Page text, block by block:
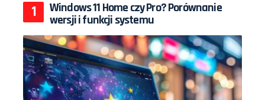
Windows 11 Home czy Pro? Porównanie
wersji i funkcji systemu